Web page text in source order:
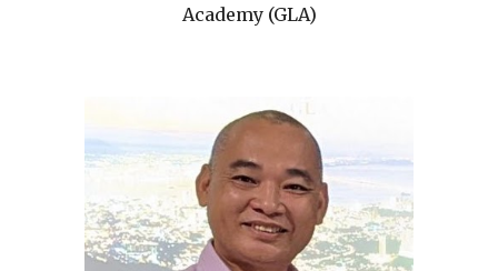
Academy (GLA)